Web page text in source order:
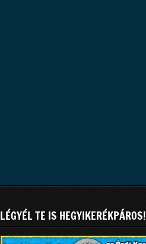
LÉGYÉL TE IS HEGYIKERÉKPÁROS!